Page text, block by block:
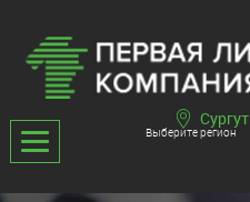
Сургут
Выберите регион